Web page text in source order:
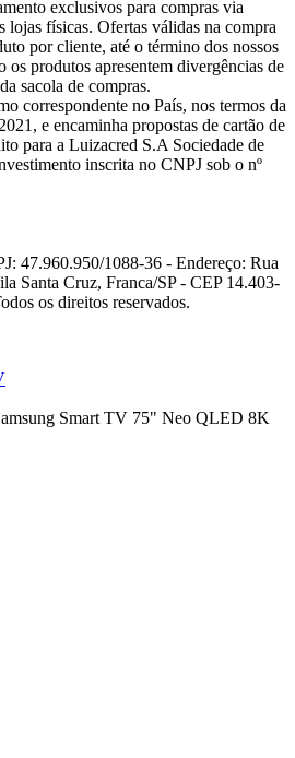
exclusivos para compras via
lojas físicas. Ofertas válidas na compra
por cliente, até o término dos nossos
os produtos apresentem divergências de
sacola de compras.
correspondente no País, nos termos da
e encaminha propostas de cartão de
para a Luizacred S.A Sociedade de
inscrita no CNPJ sob o nº
47.960.950/1088-36 - Endereço: Rua
Santa Cruz, Franca/SP - CEP 14.403-
os direitos reservados.
Smart TV 75" Neo QLED 8K